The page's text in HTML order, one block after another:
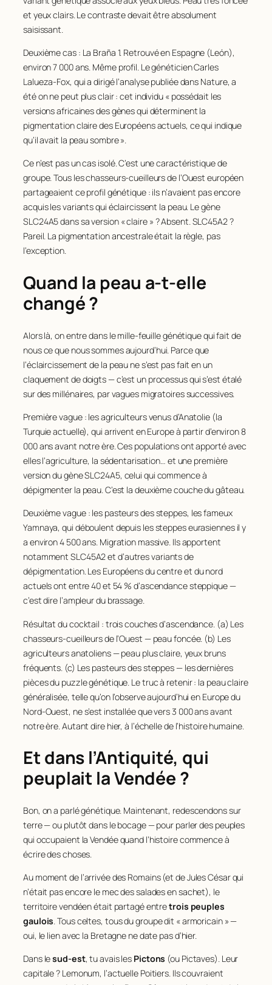
et yeux clairs. Le contraste devait être absolument
saisissant.
Deuxième cas : La Braña 1. Retrouvé en Espagne (León),
environ 7 000 ans. Même profil. Le généticien Carles
Lalueza-Fox, qui a dirigé l’analyse publiée dans Nature, a
été on ne peut plus clair : cet individu « possédait les
versions africaines des gènes qui déterminent la
pigmentation claire des Européens actuels, ce qui indique
qu’il avait la peau sombre ».
Ce n’est pas un cas isolé. C’est une caractéristique de
groupe. Tous les chasseurs-cueilleurs de l’Ouest européen
partageaient ce profil génétique : ils n’avaient pas encore
acquis les variants qui éclaircissent la peau. Le gène
SLC24A5dans sa version « claire » ? Absent.SLC45A2?
Pareil. La pigmentation ancestrale était la règle, pas
l’exception.
Quand la peau a-t-elle
changé ?
Alors là, on entre dans le mille-feuille génétique qui fait de
nous ce que nous sommes aujourd’hui. Parce que
l’éclaircissement de la peau ne s’est pas fait en un
claquement de doigts — c’est un processus qui s’est étalé
sur des millénaires, par vagues migratoires successives.
Première vague : les agriculteurs venus d’Anatolie (la
Turquie actuelle), qui arrivent en Europe à partir d’environ 8
000 ans avant notre ère. Ces populations ont apporté avec
elles l’agriculture, la sédentarisation… et une première
version du gèneSLC24A5, celui qui commence à
dépigmenter la peau. C’est la deuxième couche du gâteau.
Deuxième vague : les pasteurs des steppes, les fameux
Yamnaya, qui déboulent depuis les steppes eurasiennes il y
a environ 4 500 ans. Migration massive. Ils apportent
notammentSLC45A2et d’autres variants de
dépigmentation. Les Européens du centre et du nord
actuels ont entre 40 et 54 % d’ascendance steppique —
c’est dire l’ampleur du brassage.
Résultat du cocktail : trois couches d’ascendance. (a) Les
chasseurs-cueilleurs de l’Ouest — peau foncée. (b) Les
agriculteurs anatoliens — peau plus claire, yeux bruns
fréquents. (c) Les pasteurs des steppes — les dernières
pièces du puzzle génétique. Le truc à retenir : la peau claire
généralisée, telle qu’on l’observe aujourd’hui en Europe du
Nord-Ouest, ne s’est installée que vers 3 000 ans avant
notre ère. Autant dire hier, à l’échelle de l’histoire humaine.
Et dans l’Antiquité, qui
peuplait la Vendée ?
Bon, on a parlé génétique. Maintenant, redescendons sur
terre — ou plutôt dans le bocage — pour parler des peuples
qui occupaient la Vendée quand l’histoire commence à
écrire des choses.
Au moment de l’arrivée des Romains (et de Jules César qui
n’était pas encore le mec des salades en sachet), le
territoire vendéen était partagé entretrois peuples
gaulois. Tous celtes, tous du groupe dit « armoricain » —
oui, le lien avec la Bretagne ne date pas d’hier.
Dans lesud-est, tu avais les Pictons (ou Pictaves). Leur
capitale ? Lemonum, l’actuelle Poitiers. Ils couvraient